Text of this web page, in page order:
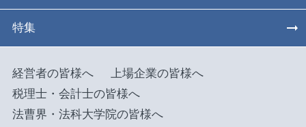
特集
経営者の皆様へ
上場企業の皆様へ
税理士・会計士の皆様へ
法曹界・法科大学院の皆様へ